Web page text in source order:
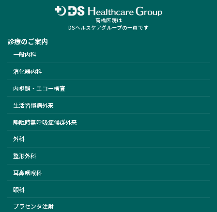
高橋医院は
DSヘルスケアグループの一員です
診療のご案内
一般内科
消化器内科
内視鏡・エコー検査
生活習慣病外来
睡眠時無呼吸症候群外来
外科
整形外科
耳鼻咽喉科
眼科
プラセンタ注射